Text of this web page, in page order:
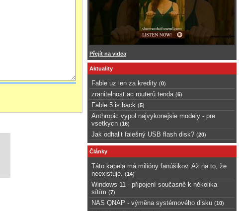
Přejít na videa
Aktuality
Fable uz len za kredity (0)
zranitelnost ac routerů tenda (6)
Fable 5 is back (5)
Anthropic vypol najvykonejsie modely - pre
vsetkych (16)
Jak odhalit falešný USB flash disk? (20)
Články
Táto kapela má milióny fanúšikov. Až na to, že
neexistuje.
(14)
Windows 11 - připojení současně k několika
sítím (7)
NAS QNAP - výměna systémového disku (10)